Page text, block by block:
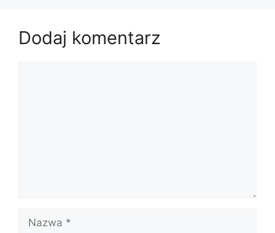
Dodaj komentarz
Nazwa